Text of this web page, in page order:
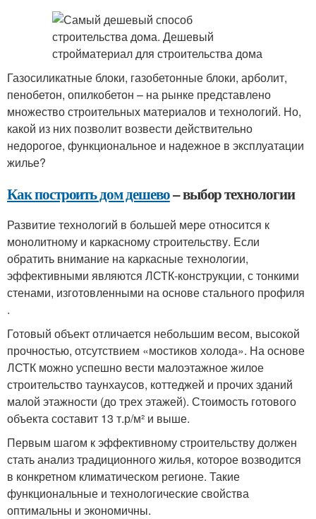
Газосиликатные блоки, газобетонные блоки, арболит,
пенобетон, опилкобетон – на рынке представлено
множество строительных материалов и технологий. Но,
какой из них позволит возвести действительно
недорогое, функциональное и надежное в эксплуатации
жилье?
Как построить дом дешево– выбор технологии
Развитие технологий в большей мере относится к
монолитному и каркасному строительству. Если
обратить внимание на каркасные технологии,
эффективными являются ЛСТК-конструкции, с тонкими
стенами, изготовленными на основе стального профиля
.
Готовый объект отличается небольшим весом, высокой
прочностью, отсутствием «мостиков холода». На основе
ЛСТК можно успешно вести малоэтажное жилое
строительство таунхаусов, коттеджей и прочих зданий
малой этажности (до трех этажей). Стоимость готового
объекта составит 13 т.р/м² и выше.
Первым шагом к эффективному строительству должен
стать анализ традиционного жилья, которое возводится
в конкретном климатическом регионе. Такие
функциональные и технологические свойства
оптимальны и экономичны.